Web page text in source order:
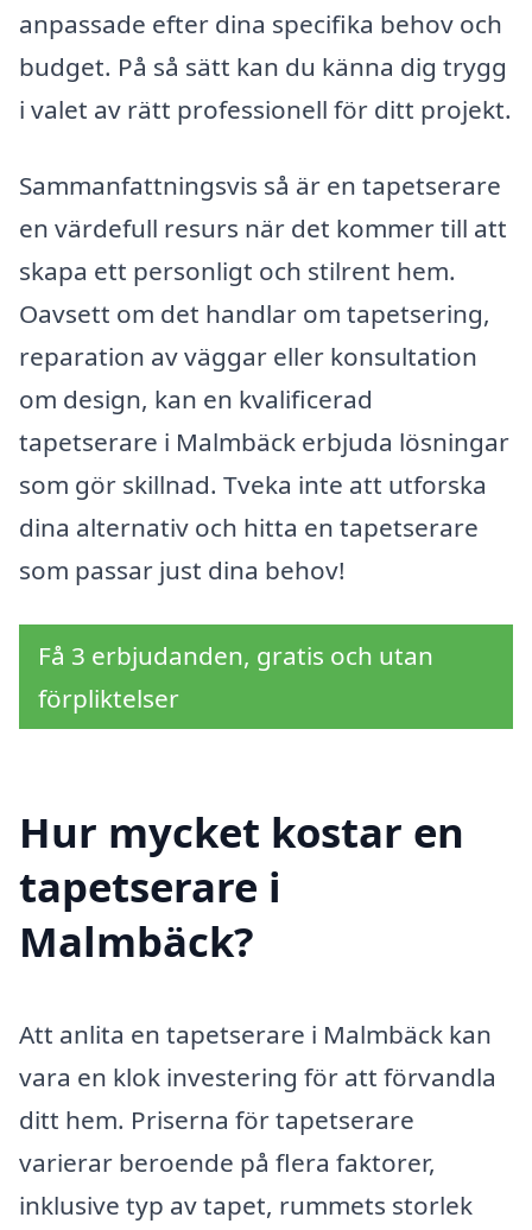
anpassade efter dina specifika behov och
budget. På så sätt kan du känna dig trygg
i valet av rätt professionell för ditt projekt.
Sammanfattningsvis så är en tapetserare
en värdefull resurs när det kommer till att
skapa ett personligt och stilrent hem.
Oavsett om det handlar om tapetsering,
reparation av väggar eller konsultation
om design, kan en kvalificerad
tapetserare i Malmbäck erbjuda lösningar
som gör skillnad. Tveka inte att utforska
dina alternativ och hitta en tapetserare
som passar just dina behov!
Få 3 erbjudanden, gratis och utan
förpliktelser
Hur mycket kostar en
tapetserare i
Malmbäck?
Att anlita en tapetserare i Malmbäck kan
vara en klok investering för att förvandla
ditt hem. Priserna för tapetserare
varierar beroende på flera faktorer,
inklusive typ av tapet, rummets storlek